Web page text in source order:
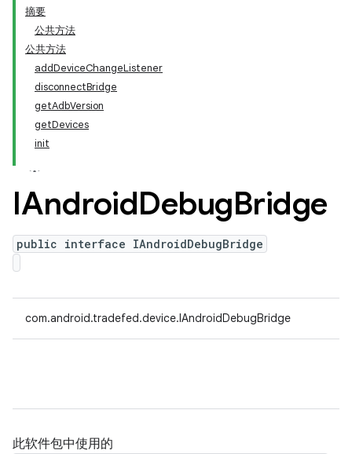
摘要
公共方法
公共方法
addDeviceChangeListener
disconnectBridge
getAdbVersion
getDevices
init
IAndroidDebugBridge
public interface IAndroidDebugBridge
com.android.tradefed.device.IAndroidDebugBridge
此软件包中使用的